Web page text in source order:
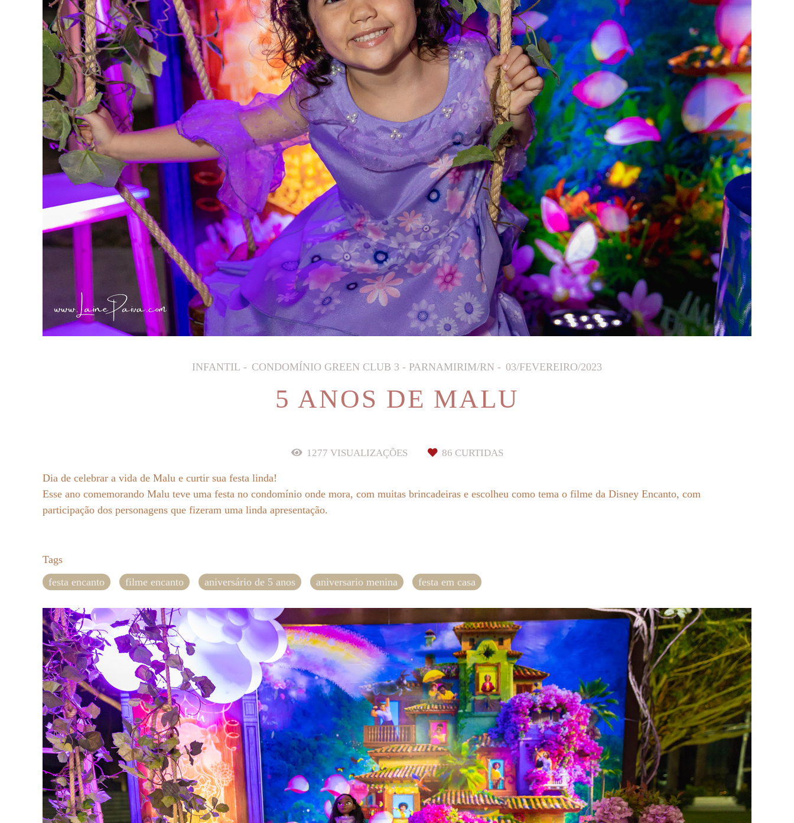
INFANTIL CONDOMÍNIO GREEN CLUB 3 - PARNAMIRIM/RN 03/FEVEREIRO/2023
5 ANOS DE MALU
1277 VISUALIZAÇÕES 86 CURTIDAS
Dia de celebrar a vida de Malu e curtir sua festa linda!
Esse ano comemorando Malu teve uma festa no condomínio onde mora, com muitas brincadeiras e escolheu como tema o filme da Disney Encanto, com
participação dos personagens que fizeram uma linda apresentação.
Tags
festa encanto
filme encanto aniversário de 5 anos aniversario menina festa em casa